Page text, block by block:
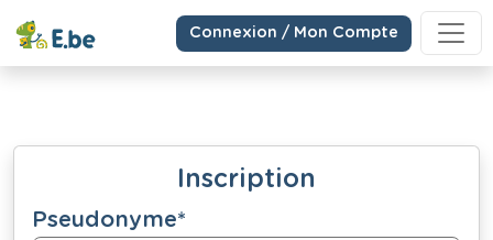
Connexion / Mon Compte
Inscription
Pseudonyme*